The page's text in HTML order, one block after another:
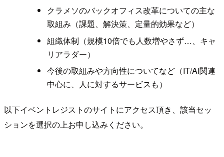
クラメソのバックオフィス改革についての主な
取組み（課題、解決策、定量的効果など）
組織体制（規模10倍でも人数増やさず…、キャ
リアラダー）
今後の取組みや方向性についてなど（IT/AI関連
中心に、人に対するサービスも）
以下イベントレジストのサイトにアクセス頂き、該当セッ
ションを選択の上お申し込みください。